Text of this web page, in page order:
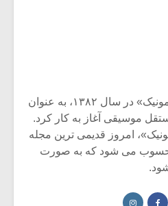
مجله آنلاین «گفتگوی هارمونیک» در سال ۱۳۸۲، به عنوان
موسیقی آغاز به کار کرد.
امروز قدیمی ترین مجله
می شود که به صورت